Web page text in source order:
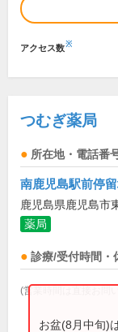
アクセス数※
つむぎ薬局
所在地・電話番
南鹿児島駅前停
鹿児島県鹿児島市
薬局
診療/受付時間・
(営業時間は直接お問
お盆(8月中旬)